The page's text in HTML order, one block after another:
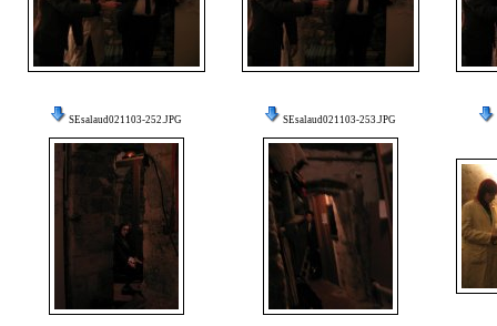
SEsalaud021103-252.JPG SEsalaud021103-253.JPG